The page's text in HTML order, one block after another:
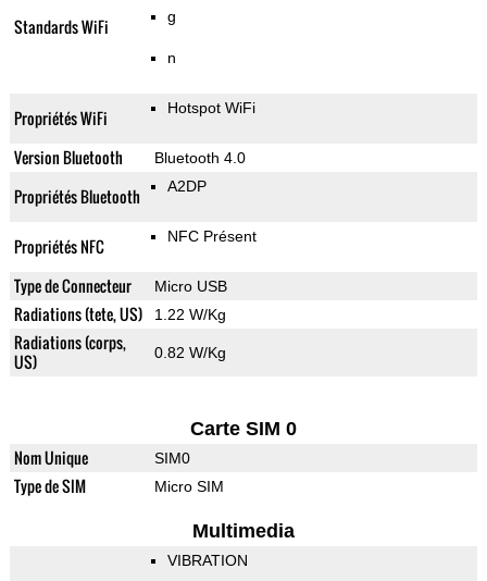
Standards WiFi g
n
Propriétés WiFi Hotspot WiFi
Version Bluetooth Bluetooth 4.0
Propriétés Bluetooth A2DP
Propriétés NFC NFC Présent
Type de Connecteur Micro USB
Radiations (tete, US) 1.22 W/Kg
Radiations (corps,
US)
0.82 W/Kg
Carte SIM 0
Nom Unique SIM0
Type de SIM Micro SIM
Multimedia
VIBRATION